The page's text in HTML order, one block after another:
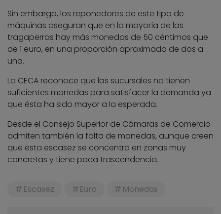
Sin embargo, los reponedores de este tipo de
máquinas aseguran que en la mayoría de las
tragaperras hay más monedas de 50 céntimos que
de 1 euro, en una proporción aproximada de dos a
una.
La CECA reconoce que las sucursales no tienen
suficientes monedas para satisfacer la demanda ya
que ésta ha sido mayor a la esperada.
Desde el Consejo Superior de Cámaras de Comercio
admiten también la falta de monedas, aunque creen
que esta escasez se concentra en zonas muy
concretas y tiene poca trascendencia.
Escasez Euro Monedas